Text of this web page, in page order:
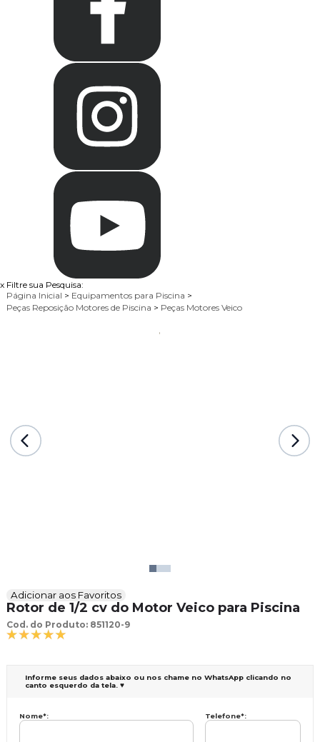
x Filtre sua Pesquisa:
Página Inicial > Equipamentos para Piscina >
Peças Reposição Motores de Piscina > Peças Motores Veico
Adicionar aos Favoritos
Rotor de 1/2 cv do Motor Veico para Piscina
Cod. do Produto: 851120-9
Informe seus dados abaixo ou nos chame no WhatsApp clicando no
canto esquerdo da tela. ♥
Nome*: Telefone*: